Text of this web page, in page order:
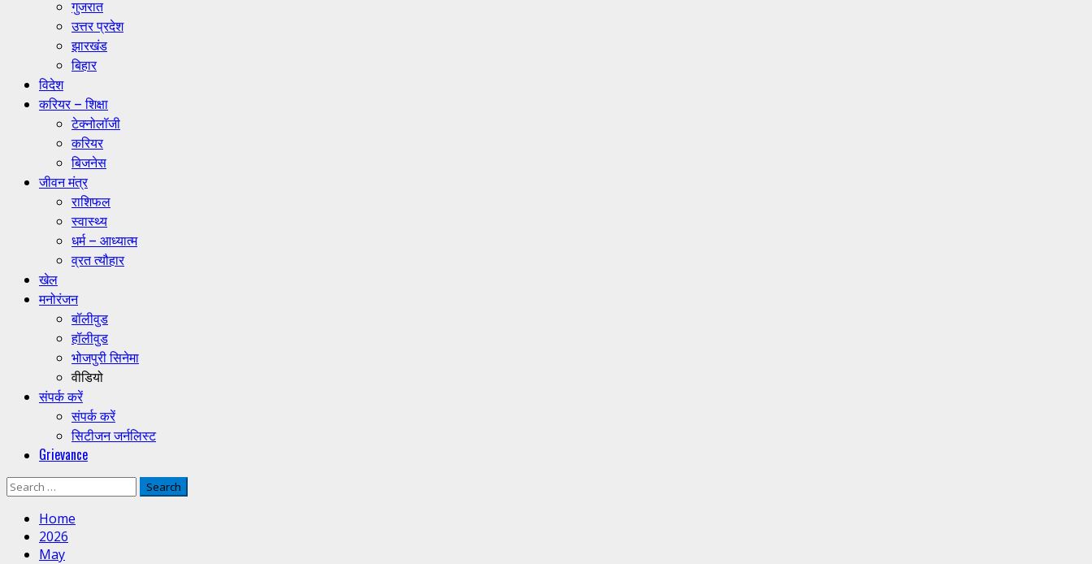
गुजरात
उत्तर प्रदेश
झारखंड
बिहार
विदेश
करियर – शिक्षा
टेक्नोलॉजी
करियर
बिजनेस
जीवन मंत्र
राशिफल
स्वास्थ्य
धर्म – आध्यात्म
व्रत त्यौहार
खेल
मनोरंजन
बॉलीवुड
हॉलीवुड
भोजपुरी सिनेमा
वीडियो
संपर्क करें
संपर्क करें
सिटीजन जर्नलिस्ट
Grievance
Search
Home
2026
May